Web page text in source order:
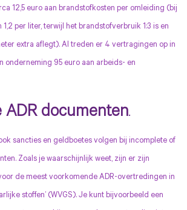
12,5 euro aan brandstofkosten per omleiding (bij
per liter, terwijl het brandstofverbruik 1:3 is en
extra aflegt). Al treden er 4 vertragingen op in
onderneming 95 euro aan arbeids- en
ADR documenten.
sancties en geldboetes volgen bij incomplete of
Zoals je waarschijnlijk weet, zijn er zijn
de meest voorkomende ADR-overtredingen in
stoffen’ (WVGS). Je kunt bijvoorbeeld een